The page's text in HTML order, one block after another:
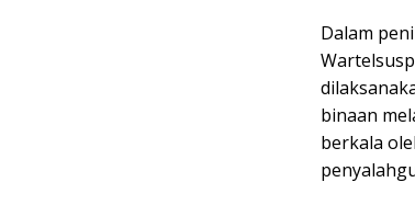
Dalam
binaan
berkala